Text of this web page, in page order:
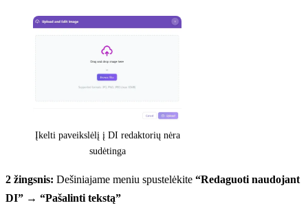
Įkelti paveikslėlį į DI redaktorių nėra
sudėtinga
2 žingsnis: Dešiniajame meniu spustelėkite “Redaguoti naudojant
DI” → “Pašalinti tekstą”